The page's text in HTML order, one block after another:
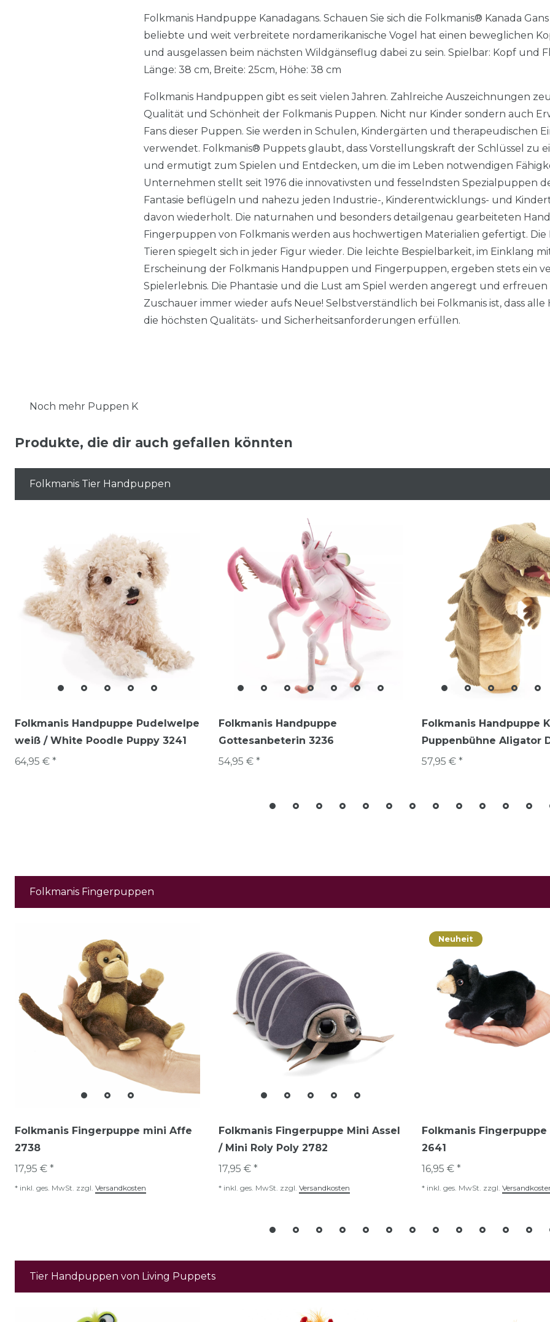
Folkmanis Handpuppe Kanadagans. Schauen Sie sich die Folkmanis® Kanada
beliebte und weit verbreitete nordamerikanische Vogel hat einen beweglichen
und ausgelassen beim nächsten Wildgänseflug dabei zu sein. Spielbar: Kopf und
Länge: 38 cm, Breite: 25cm, Höhe: 38 cm
Folkmanis Handpuppen gibt es seit vielen Jahren. Zahlreiche Auszeichnungen
Qualität und Schönheit der Folkmanis Puppen. Nicht nur Kinder sondern auch
Fans dieser Puppen. Sie werden in Schulen, Kindergärten und therapeudischen
verwendet. Folkmanis® Puppets glaubt, dass Vorstellungskraft der Schlüssel zu
und ermutigt zum Spielen und Entdecken, um die im Leben notwendigen
Unternehmen stellt seit 1976 die innovativsten und fesselndsten Spezialpuppen
Fantasie beflügeln und nahezu jeden Industrie-, Kinderentwicklungs- und
davon wiederholt. Die naturnahen und besonders detailgenau gearbeiteten
Fingerpuppen von Folkmanis werden aus hochwertigen Materialien gefertigt.
Tieren spiegelt sich in jeder Figur wieder. Die leichte Bespielbarkeit, im Einklang
Erscheinung der Folkmanis Handpuppen und Fingerpuppen, ergeben stets ein
Spielerlebnis. Die Phantasie und die Lust am Spiel werden angeregt und erfreuen
Zuschauer immer wieder aufs Neue! Selbstverständlich bei Folkmanis ist, dass
die höchsten Qualitäts- und Sicherheitsanforderungen erfüllen.
Noch mehr Puppen K
Produkte, die dir auch gefallen könnten
Folkmanis Tier Handpuppen
Folkmanis Handpuppe Pudelwelpe
weiß / White Poodle Puppy 3241
64,95 € *
Folkmanis Handpuppe
Gottesanbeterin 3236
54,95 € *
Folkmanis Handpuppe
Puppenbühne Aligator
57,95 € *
Folkmanis Fingerpuppen
Folkmanis Fingerpuppe mini Affe
2738
17,95 € *
* inkl. ges. MwSt. zzgl. Versandkosten
Folkmanis Fingerpuppe Mini Assel
/ Mini Roly Poly 2782
17,95 € *
* inkl. ges. MwSt. zzgl. Versandkosten
Neuheit
Folkmanis Fingerpuppe
2641
16,95 € *
* inkl. ges. MwSt. zzgl.
Tier Handpuppen von Living Puppets